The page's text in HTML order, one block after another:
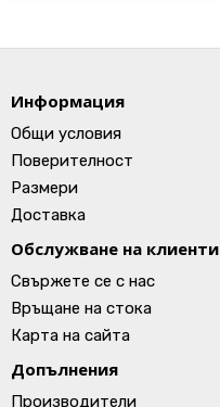
Информация
Общи условия
Поверителност
Размери
Доставка
Обслужване на клиенти
Свържете се с нас
Връщане на стока
Карта на сайта
Допълнения
Производители